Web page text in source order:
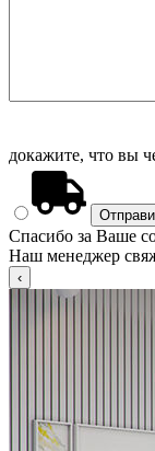
докажите, что вы
Спасибо за Ваше
Наш менеджер